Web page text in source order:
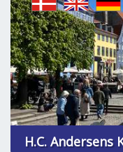
H.C. Andersens